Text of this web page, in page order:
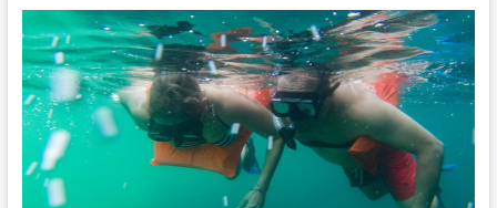
en
Puerto
Vallarta
y
Bahía
de
Banderas
con
Mike’s
Fishing